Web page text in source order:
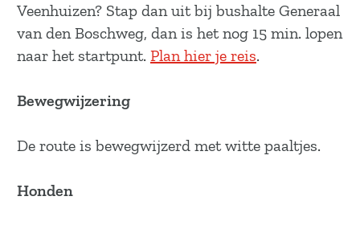
Veenhuizen? Stap dan uit bij bushalte Generaal
van den Boschweg, dan is het nog 15 min. lopen
naar het startpunt. Plan hier je reis.
Bewegwijzering
De route is bewegwijzerd met witte paaltjes.
Honden